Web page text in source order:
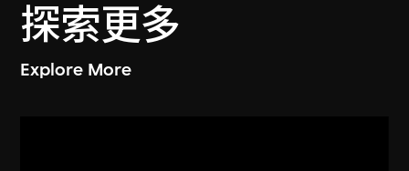
探索更多
Explore More